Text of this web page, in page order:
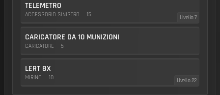
TELEMETRO
ACCESSORIO SINISTRO 15 Livello 7
CARICATORE DA 10 MUNIZIONI
CARICATORE 5
LERT 8X
MIRINO 10 Livello 22